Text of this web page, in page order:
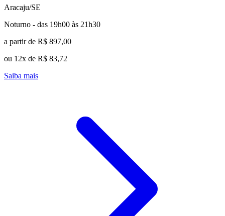
Aracaju/SE
Noturno - das 19h00 às 21h30
a partir de R$ 897,00
ou 12x de R$ 83,72
Saiba mais